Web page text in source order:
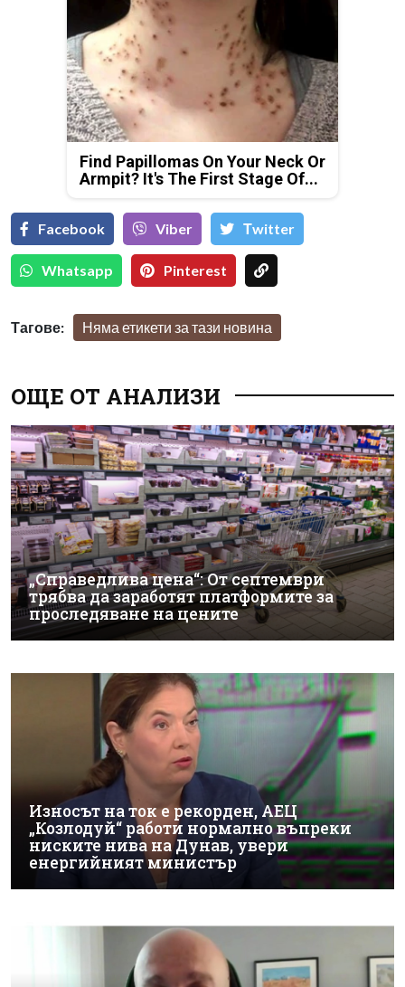
Find Papillomas On Your Neck Or
Armpit? It's The First Stage Of...
Facebook Viber Тwitter
Whatsapp Pinterest
Тагове: Няма етикети за тази новина
ОЩЕ ОТ АНАЛИЗИ
„Справедлива цена“: От септември
трябва да заработят платформите за
проследяване на цените
Износът на ток е рекорден, АЕЦ
„Козлодуй“ работи нормално въпреки
ниските нива на Дунав, увери
енергийният министър